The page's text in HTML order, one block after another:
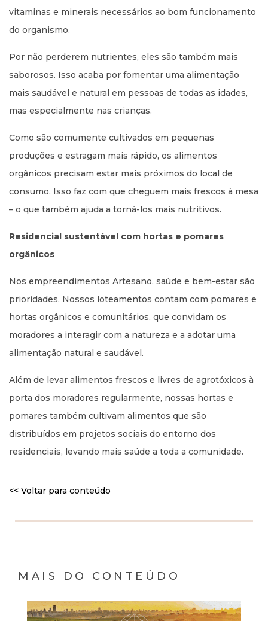
vitaminas e minerais necessários ao bom funcionamento
do organismo.
Por não perderem nutrientes, eles são também mais
saborosos. Isso acaba por fomentar uma alimentação
mais saudável e natural em pessoas de todas as idades,
mas especialmente nas crianças.
Como são comumente cultivados em pequenas
produções e estragam mais rápido, os alimentos
orgânicos precisam estar mais próximos do local de
consumo. Isso faz com que cheguem mais frescos à mesa
– o que também ajuda a torná-los mais nutritivos.
Residencial sustentável com hortas e pomares
orgânicos
Nos empreendimentos Artesano, saúde e bem-estar são
prioridades. Nossos loteamentos contam com pomares e
hortas orgânicos e comunitários, que convidam os
moradores a interagir com a natureza e a adotar uma
alimentação natural e saudável.
Além de levar alimentos frescos e livres de agrotóxicos à
porta dos moradores regularmente, nossas hortas e
pomares também cultivam alimentos que são
distribuídos em projetos sociais do entorno dos
residenciais, levando mais saúde a toda a comunidade.
<< Voltar para conteúdo
MAIS DO CONTEÚDO